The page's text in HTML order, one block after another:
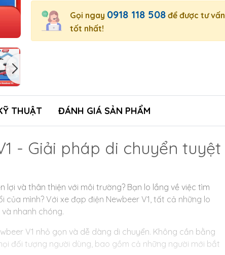
Gọi ngay 0918 118 508để được tư vấn
tốt nhất!
THUẬT ĐÁNH GIÁ SẢN PHẨM
- Giải pháp di chuyển tuyệt
và thân thiện với môi trường? Bạn lo lắng về việc tìm
mình? Với xe đạp điện Newbeer V1, tất cả những lo
nhanh chóng.
V1 nhỏ gọn và dễ dàng di chuyển. Không cần bằng
đối tượng người dùng, bao gồm cả những người mới bắt